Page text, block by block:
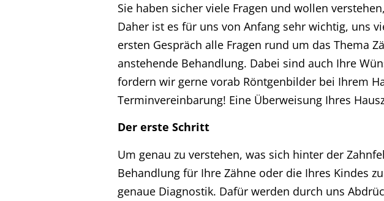
Sie haben sicher viele Fragen und wollen
Daher ist es für uns von Anfang sehr wichtig, uns
ersten Gespräch alle Fragen rund um das Thema
anstehende Behandlung. Dabei sind auch Ihre
fordern wir gerne vorab Röntgenbilder bei Ihrem
Terminvereinbarung! Eine Überweisung Ihres
Der erste Schritt
Um genau zu verstehen, was sich hinter der
Behandlung für Ihre Zähne oder die Ihres Kindes
genaue Diagnostik. Dafür werden durch uns